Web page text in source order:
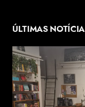
ÚLTIMAS